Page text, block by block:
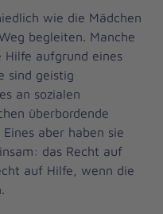
wie die Mädchen
begleiten. Manche
Hilfe aufgrund eines
sind geistig
an sozialen
überbordende
aber haben sie
das Recht auf
auf Hilfe, wenn die